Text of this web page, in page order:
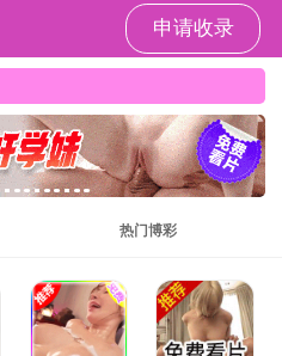
本科生教育 研究生教育